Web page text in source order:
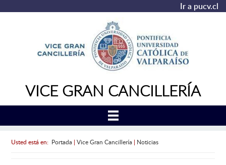
Ir a pucv.cl
VICE GRAN CANCILLERÍA
Usted está en: Portada| Vice Gran Cancillería| Noticias